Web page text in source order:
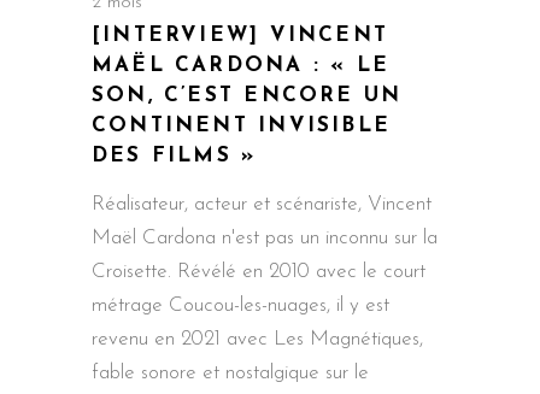
[INTERVIEW] VINCENT
MAËL CARDONA : « LE
SON, C’EST ENCORE UN
CONTINENT INVISIBLE
DES FILMS »
Réalisateur, acteur et scénariste, Vincent
Maël Cardona n'est pas un inconnu sur la
Croisette. Révélé en 2010 avec le court
métrage Coucou-les-nuages, il y est
revenu en 2021 avec Les Magnétiques,
fable sonore et nostalgique sur le